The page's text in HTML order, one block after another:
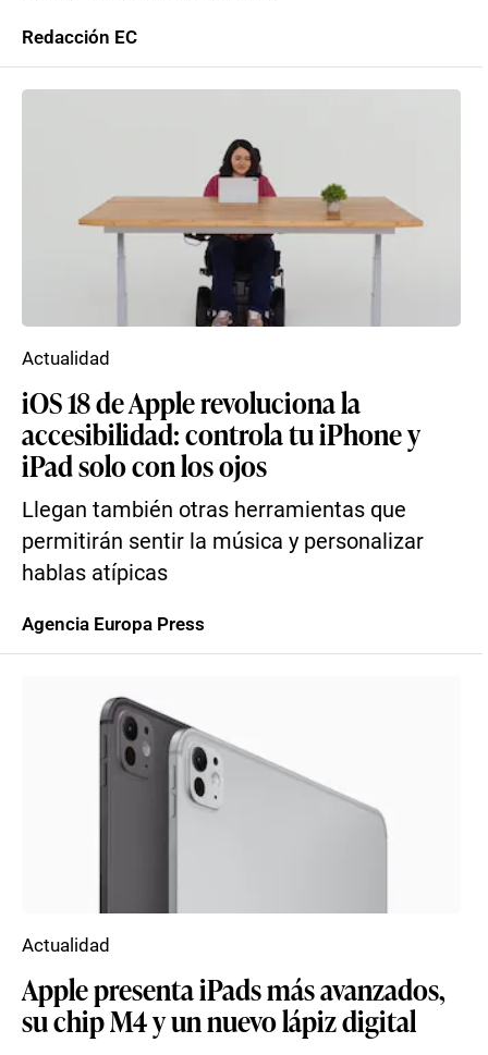
Redacción EC
iOS 18 de Apple revoluciona la
accesibilidad: controla tu iPhone y
iPad solo con los ojos
Llegan también otras herramientas que
permitirán sentir la música y personalizar
hablas atípicas
Actualidad
Agencia Europa Press
Apple presenta iPads más avanzados,
su chip M4 y un nuevo lápiz digital
Actualidad